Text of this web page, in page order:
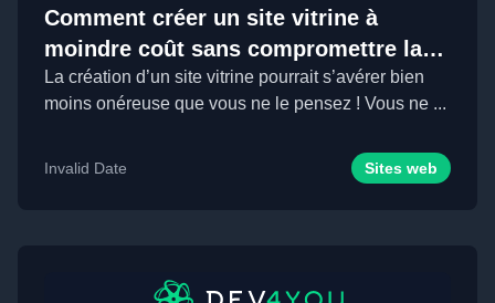
Comment créer un site vitrine à
moindre coût sans compromettre la
qualité ?
La création d’un site vitrine pourrait s’avérer bien
moins onéreuse que vous ne le pensez ! Vous ne ...
Invalid Date Sites web